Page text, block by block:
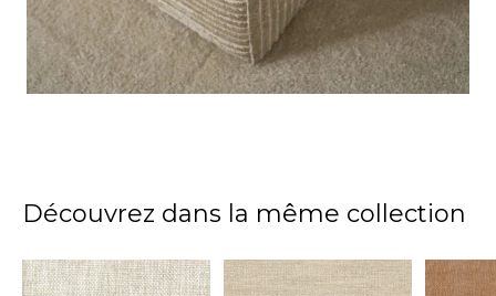
Découvrez dans la même collection